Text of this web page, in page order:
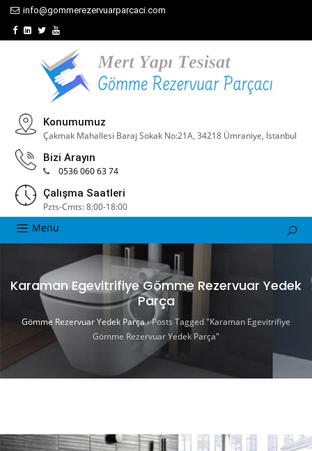
info@gommerezervuarparcaci.com
Konumumuz
Çakmak Mahallesi Baraj Sokak No:21A, 34218 Ümraniye, İstanbul
Bizi Arayın
0536 060 63 74
Çalışma Saatleri
Pzts-Cmts: 8:00-18:00
Menu
Karaman Egevitrifiye Gömme Rezervuar Yedek
Parça
Gömme Rezervuar Yedek Parça›Posts Tagged "Karaman Egevitrifiye
Gömme Rezervuar Yedek Parça"